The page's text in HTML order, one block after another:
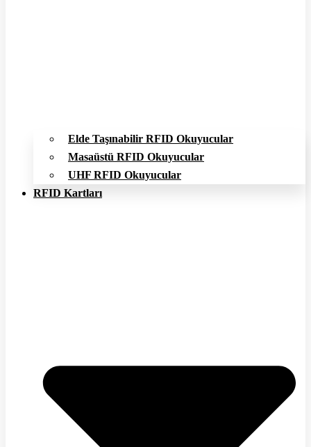
Elde Taşınabilir RFID Okuyucular
Masaüstü RFID Okuyucular
UHF RFID Okuyucular
RFID Kartları